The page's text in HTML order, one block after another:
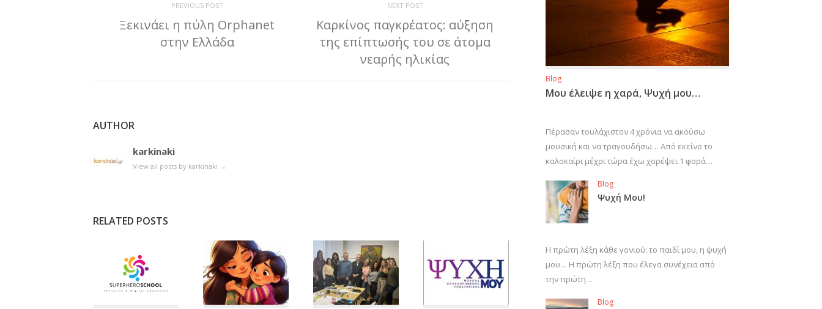
PREVIOUS POST
Ξεκινάει η πύλη Orphanet
στην Ελλάδα
NEXT POST
Καρκίνος παγκρέατος: αύξηση
της επίπτωσής του σε άτομα
νεαρής ηλικίας
AUTHOR
karkinaki
View all posts by karkinaki →
RELATED POSTS
Blog
Μου έλειψε η χαρά, Ψυχή μου…
Πέρασαν τουλάχιστον 4 χρόνια να ακούσω
μουσική και να τραγουδήσω… Από εκείνο το
καλοκαίρι μέχρι τώρα έχω χορέψει 1 φορά…
Blog
Ψυχή Μου!
Η πρώτη λέξη κάθε γονιού: το παιδί μου, η ψυχή
μου… Η πρώτη λέξη που έλεγα συνέχεια από
την πρώτη…
Blog